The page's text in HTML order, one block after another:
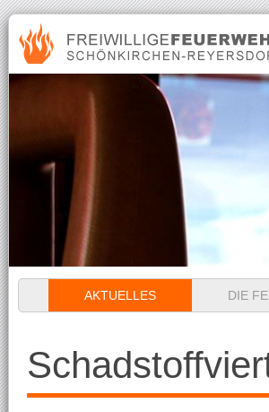
Navigation
AKTUELLES DIE